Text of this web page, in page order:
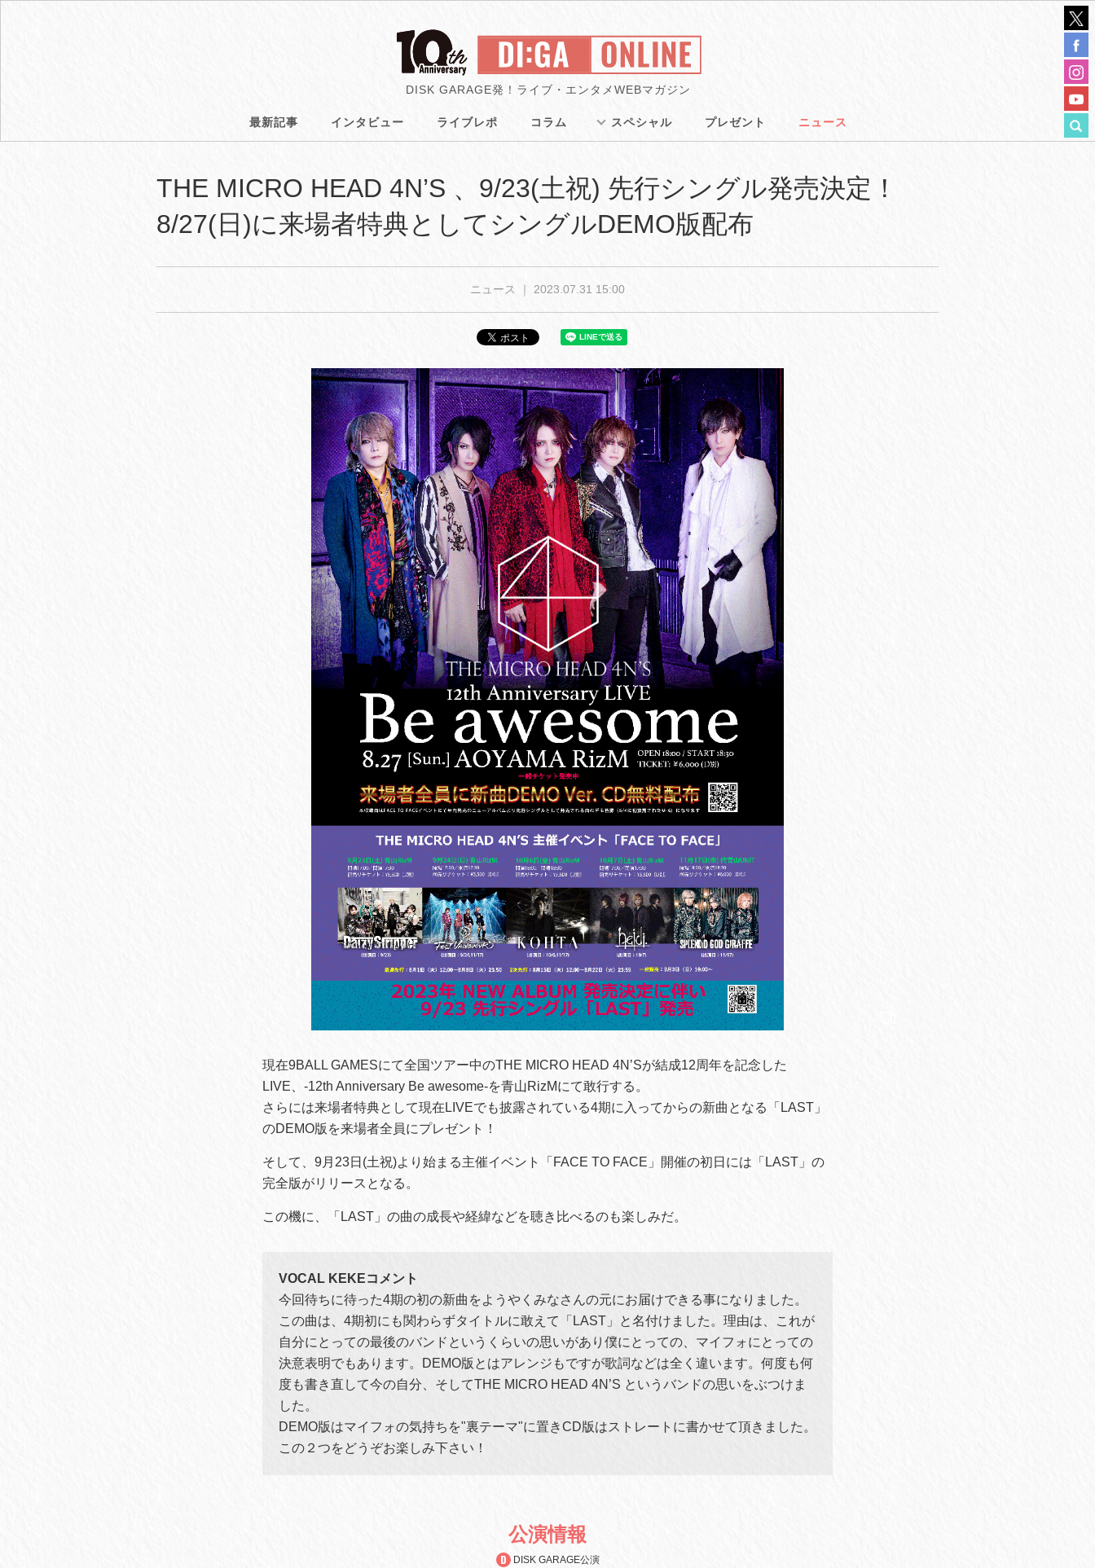
DISK GARAGE発！ライブ・エンタメWEBマガジン
最新記事 インタビュー ライブレポ コラム スペシャル プレゼント ニュース
THE MICRO HEAD 4N’S 、9/23(土祝) 先行シングル発売決定！
8/27(日)に来場者特典としてシングルDEMO版配布
ニュース ｜ 2023.07.31 15:00
現在9BALL GAMESにて全国ツアー中のTHE MICRO HEAD 4N’Sが結成12周年を記念した
LIVE、-12th Anniversary Be awesome-を青山RizMにて敢行する。
さらには来場者特典として現在LIVEでも披露されている4期に入ってからの新曲となる「LAST」
のDEMO版を来場者全員にプレゼント！
そして、9月23日(土祝)より始まる主催イベント「FACE TO FACE」開催の初日には「LAST」の
完全版がリリースとなる。
この機に、「LAST」の曲の成長や経緯などを聴き比べるのも楽しみだ。
VOCAL KEKEコメント
今回待ちに待った4期の初の新曲をようやくみなさんの元にお届けできる事になりました。
この曲は、4期初にも関わらずタイトルに敢えて「LAST」と名付けました。理由は、これが
自分にとっての最後のバンドというくらいの思いがあり僕にとっての、マイフォにとっての
決意表明でもあります。DEMO版とはアレンジもですが歌詞などは全く違います。何度も何
度も書き直して今の自分、そしてTHE MICRO HEAD 4N’S というバンドの思いをぶつけま
した。
DEMO版はマイフォの気持ちを"裏テーマ"に置きCD版はストレートに書かせて頂きました。
この２つをどうぞお楽しみ下さい！
公演情報
DISK GARAGE公演